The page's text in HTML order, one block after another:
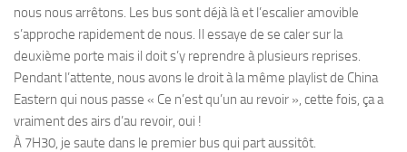
nous nous arrêtons. Les bus sont déjà là et l’escalier amovible
s’approche rapidement de nous. Il essaye de se caler sur la
deuxième porte mais il doit s’y reprendre à plusieurs reprises.
Pendant l’attente, nous avons le droit à la même playlist de China
Eastern qui nous passe « Ce n’est qu’un au revoir », cette fois, ça a
vraiment des airs d’au revoir, oui !
À 7H30, je saute dans le premier bus qui part aussitôt.